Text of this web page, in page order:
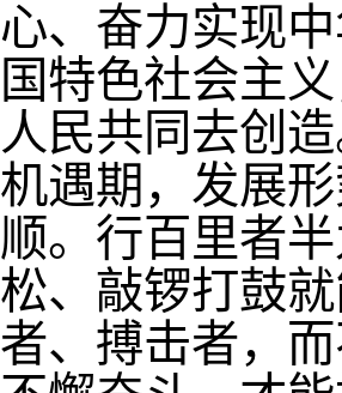
心、奋力实现
国特色社会主
人民共同去创
机遇期，发展
顺。行百里者
松、敲锣打鼓
者、搏击者，